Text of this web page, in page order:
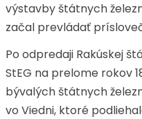
výstavby štátnych
začal prevládať
Po odpredaji Rakúskej
StEG na prelome rokov
bývalých štátnych
vo Viedni, ktoré